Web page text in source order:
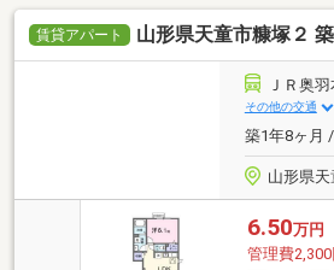
賃貸アパート 山形県天童市糠塚２
ＪＲ奥
その他の交通
築1年8ヶ月
山形県天
6.50万円
管理費2,300